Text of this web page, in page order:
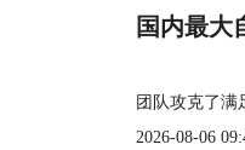
国内最大
团队攻克了满
2026-08-06